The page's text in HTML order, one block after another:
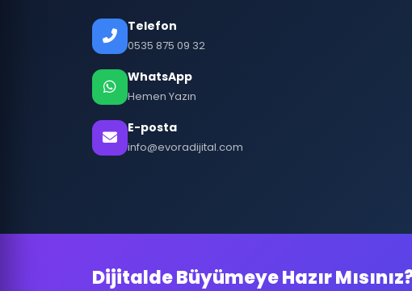
Telefon
0535 875 09 32
WhatsApp
Hemen Yazın
E-posta
info@evoradijital.com
Dijitalde Büyümeye Hazır